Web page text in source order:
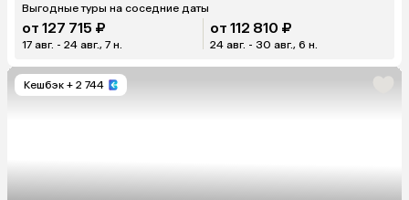
Выгодные туры на соседние даты
от 127 715 ₽
17 авг. - 24 авг., 7 н.
от 112 810 ₽
24 авг. - 30 авг., 6 н.
Кешбэк + 2 744